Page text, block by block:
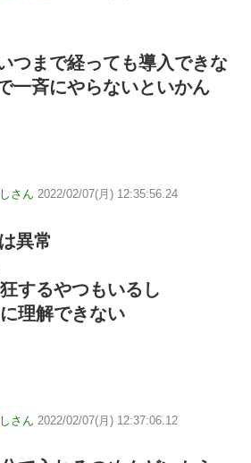
つまで経っても導入できな
一斉にやらないといかん
さん 2022/02/07(月) 12:35:56.24
異常
するやつもいるし
理解できない
さん 2022/02/07(月) 12:37:06.12